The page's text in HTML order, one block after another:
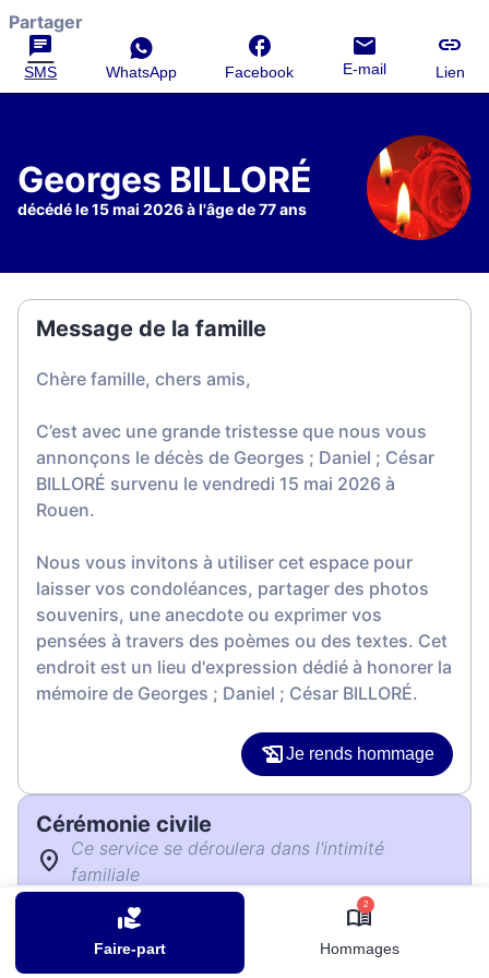
Faire-part
2
Hommages
Partager
SMS WhatsApp Facebook E-mail Lien
Georges BILLORÉ
décédé le 15 mai 2026 à l'âge de 77 ans
Message de la famille
Chère famille, chers amis,
C’est avec une grande tristesse que nous vous
annonçons le décès de Georges ; Daniel ; César
BILLORÉ survenu le vendredi 15 mai 2026 à
Rouen.
Nous vous invitons à utiliser cet espace pour
laisser vos condoléances, partager des photos
souvenirs, une anecdote ou exprimer vos
pensées à travers des poèmes ou des textes. Cet
endroit est un lieu d'expression dédié à honorer la
mémoire de Georges ; Daniel ; César BILLORÉ.
Je rends hommage
Cérémonie civile
Ce service se déroulera dans l'intimité
familiale
Je rends hommage